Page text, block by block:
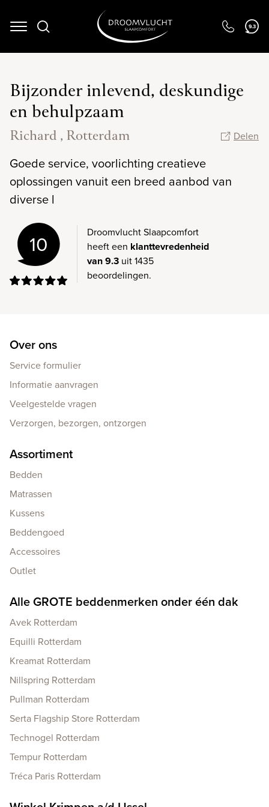
Navigation 9.3
Bijzonder inlevend, deskundige
en behulpzaam
Richard , Rotterdam Delen
Goede service, voorlichting creatieve
oplossingen vanuit een breed aanbod van
diverse l
10
Droomvlucht Slaapcomfort
heeft een klanttevredenheid
van 9.3 uit 1435
beoordelingen.
Over ons
Service formulier
Informatie aanvragen
Veelgestelde vragen
Verzorgen, bezorgen, ontzorgen
Assortiment
Bedden
Matrassen
Kussens
Beddengoed
Accessoires
Outlet
Alle GROTE beddenmerken onder één dak
Avek Rotterdam
Equilli Rotterdam
Kreamat Rotterdam
Nillspring Rotterdam
Pullman Rotterdam
Serta Flagship Store Rotterdam
Technogel Rotterdam
Tempur Rotterdam
Tréca Paris Rotterdam